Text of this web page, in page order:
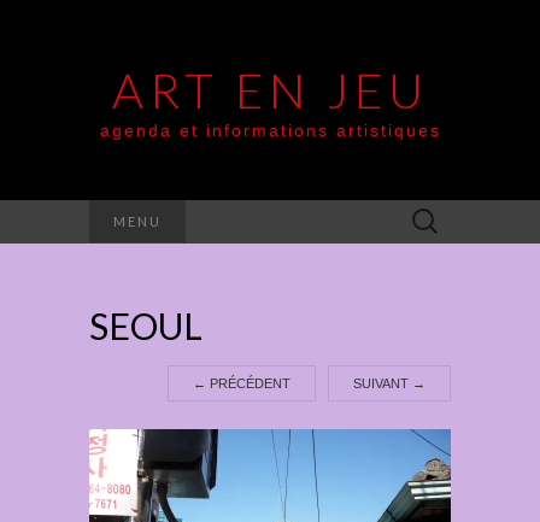
ART EN JEU
agenda et informations artistiques
MENU Rechercher :
SEOUL
← PRÉCÉDENT SUIVANT →